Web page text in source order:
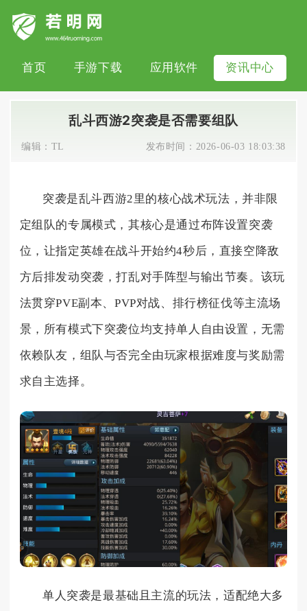
首页 手游下载 应用软件 资讯中心
乱斗西游2突袭是否需要组队
编辑： TL 发布时间： 2026-06-03 18:03:38
突袭是乱斗西游2里的核心战术玩法，并非限
定组队的专属模式，其核心是通过布阵设置突袭
位，让指定英雄在战斗开始约4秒后，直接空降敌
方后排发动突袭，打乱对手阵型与输出节奏。该玩
法贯穿PVE副本、PVP对战、排行榜征伐等主流场
景，所有模式下突袭位均支持单人自由设置，无需
依赖队友，组队与否完全由玩家根据难度与奖励需
求自主选择。
单人突袭是最基础且主流的玩法，适配绝大多